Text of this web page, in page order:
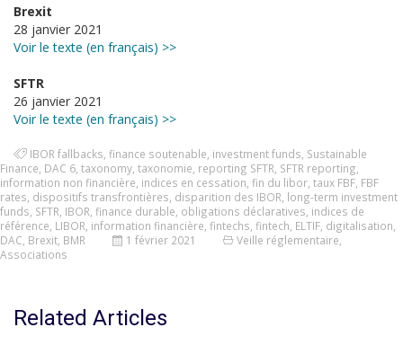
Brexit
28 janvier 2021
Voir le texte (en français) >>
SFTR
26 janvier 2021
Voir le texte (en français) >>
IBOR fallbacks finance soutenable investment funds Sustainable
Finance DAC 6 taxonomy taxonomie reporting SFTR SFTR reporting
information non financière indices en cessation fin du libor taux FBF FBF
rates dispositifs transfrontières disparition des IBOR long-term investment
funds SFTR IBOR finance durable obligations déclaratives indices de
référence LIBOR information financière fintechs fintech ELTIF digitalisation
DAC Brexit BMR 1 février 2021 Veille réglementaire
Associations
Related Articles